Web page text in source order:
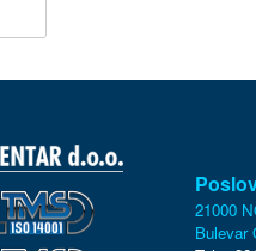
21000
Bulevar